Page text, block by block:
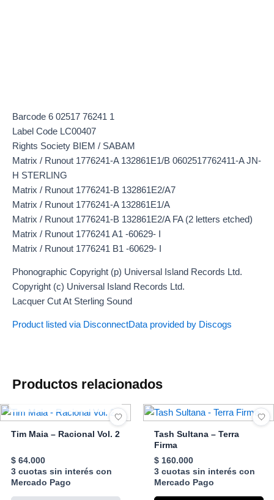
Barcode 6 02517 76241 1
Label Code LC00407
Rights Society BIEM / SABAM
Matrix / Runout 1776241-A 132861E1/B 0602517762411-A JN-
H STERLING
Matrix / Runout 1776241-B 132861E2/A7
Matrix / Runout 1776241-A 132861E1/A
Matrix / Runout 1776241-B 132861E2/A FA (2 letters etched)
Matrix / Runout 1776241 A1 -60629- I
Matrix / Runout 1776241 B1 -60629- I
Phonographic Copyright (p) Universal Island Records Ltd.
Copyright (c) Universal Island Records Ltd.
Lacquer Cut At Sterling Sound
Product listed via DisconnectData provided by Discogs
Productos relacionados
Tim Maia – Racional Vol. 2
$64.000
3 cuotas sin interés con
Mercado Pago
Tash Sultana – Terra
Firma
$160.000
3 cuotas sin interés con
Mercado Pago